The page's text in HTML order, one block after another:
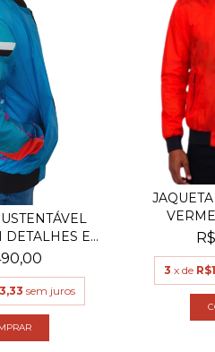
E...
sem juros
3 x de